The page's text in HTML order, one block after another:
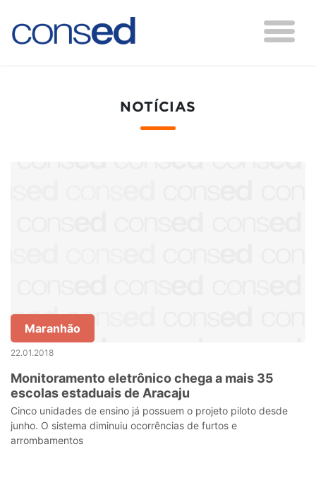
NOTÍCIAS
Maranhão
22.01.2018
Monitoramento eletrônico chega a mais 35
escolas estaduais de Aracaju
Cinco unidades de ensino já possuem o projeto piloto desde
junho. O sistema diminuiu ocorrências de furtos e
arrombamentos